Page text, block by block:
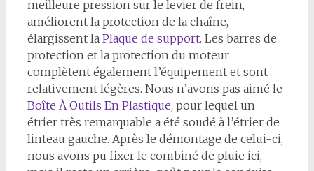
meilleure pression sur le levier de frein,
améliorent la protection de la chaîne,
élargissent la Plaque de support. Les barres de
protection et la protection du moteur
complètent également l’équipement et sont
relativement légères. Nous n’avons pas aimé le
Boîte À Outils En Plastique, pour lequel un
étrier très remarquable a été soudé à l’étrier de
linteau gauche. Après le démontage de celui-ci,
nous avons pu fixer le combiné de pluie ici,